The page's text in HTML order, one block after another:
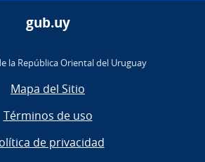
gub.uy
la República Oriental del Uruguay
Mapa del Sitio
Términos de uso
de privacidad